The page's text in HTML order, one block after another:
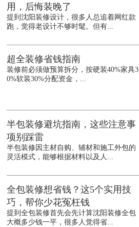
用，后悔装晚了
提到沈阳装修设计，很多人总追着网红款
跑，觉得老设计不够时髦。但有...
超全装修省钱指南
装修前必须做预算拆分，按硬装40%家具3
0%软装30%分配资金，...
半包装修避坑指南，这些注意事
项别踩雷
半包装修因主材自购、辅材和施工外包的
灵活模式，能够根据材料以及人...
全包装修想省钱？这5个实用技
巧，帮你少花冤枉钱
提到全包装修首先会先计算沈阳装修全包
大概多少钱一平，很多人觉得省...